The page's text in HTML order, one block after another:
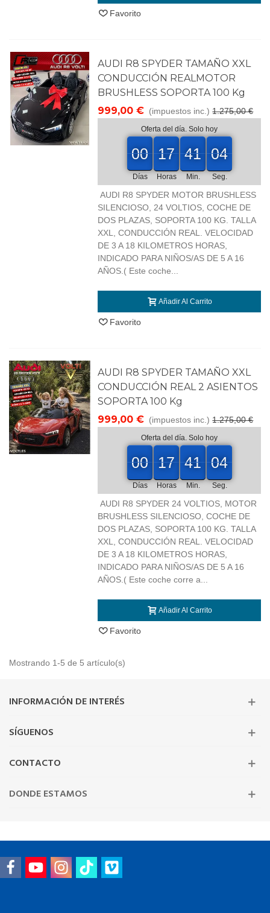
Favorito
AUDI R8 SPYDER TAMAÑO XXL
CONDUCCIÓN REALMOTOR
BRUSHLESS SOPORTA 100 Kg
999,00 € (impuestos inc.) 1.275,00 €
Oferta del día. Solo hoy
00
00
00
Días
17
17
00
Horas
41
41
00
Min.
03
03
04
Seg.
AUDI R8 SPYDER MOTOR BRUSHLESS
SILENCIOSO, 24 VOLTIOS, COCHE DE
DOS PLAZAS, SOPORTA 100 KG. TALLA
XXL, CONDUCCIÓN REAL. VELOCIDAD
DE 3 A 18 KILOMETROS HORAS,
INDICADO PARA NIÑOS/AS DE 5 A 16
AÑOS.( Este coche...
Añadir Al Carrito
Favorito
AUDI R8 SPYDER TAMAÑO XXL
CONDUCCIÓN REAL 2 ASIENTOS
SOPORTA 100 Kg
999,00 € (impuestos inc.) 1.275,00 €
Oferta del día. Solo hoy
00
00
00
Días
17
17
00
Horas
41
41
00
Min.
03
03
04
Seg.
AUDI R8 SPYDER 24 VOLTIOS, MOTOR
BRUSHLESS SILENCIOSO, COCHE DE
DOS PLAZAS, SOPORTA 100 KG. TALLA
XXL, CONDUCCIÓN REAL. VELOCIDAD
DE 3 A 18 KILOMETROS HORAS,
INDICADO PARA NIÑOS/AS DE 5 A 16
AÑOS.( Este coche corre a...
Añadir Al Carrito
Favorito
Mostrando 1-5 de 5 artículo(s)
INFORMACIÓN DE INTERÉS
SÍGUENOS
CONTACTO
DONDE ESTAMOS